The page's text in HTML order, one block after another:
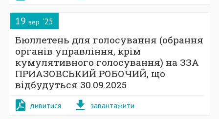
19 вер '25
Бюллетень для голосування (обрання
органів управління, крім
кумулятивного голосування) на ЗЗА
ПРИАЗОВСЬКИЙ РОБОЧИЙ, що
відбудуться 30.09.2025
дивитися завантажити